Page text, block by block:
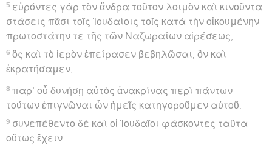
5 εὑρόντες γὰρ τὸν ἄνδρα τοῦτον λοιμὸν καὶ κινοῦντα
στάσεις πᾶσι τοῖς Ἰουδαίοις τοῖς κατὰ τὴν οἰκουμένην
πρωτοστάτην τε τῆς τῶν Ναζωραίων αἱρέσεως,
6 ὃς καὶ τὸ ἱερὸν ἐπείρασεν βεβηλῶσαι, ὃν καὶ
ἐκρατήσαμεν,
8 παρ’ οὗ δυνήσῃ αὐτὸς ἀνακρίνας περὶ πάντων
τούτων ἐπιγνῶναι ὧν ἡμεῖς κατηγοροῦμεν αὐτοῦ.
9 συνεπέθεντο δὲ καὶ οἱ Ἰουδαῖοι φάσκοντες ταῦτα
οὕτως ἔχειν.